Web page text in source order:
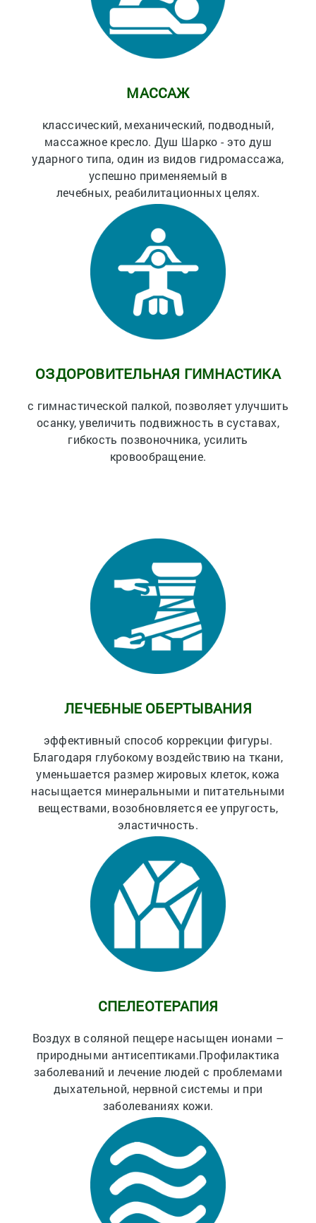
МАССАЖ
классический, механический, подводный,
массажное кресло. Душ Шарко - это душ
ударного типа, один из видов гидромассажа,
успешно применяемый в
лечебных, реабилитационных целях.
ОЗДОРОВИТЕЛЬНАЯ ГИМНАСТИКА
с гимнастической палкой, позволяет улучшить
осанку, увеличить подвижность в суставах,
гибкость позвоночника, усилить
кровообращение.
ЛЕЧЕБНЫЕ ОБЕРТЫВАНИЯ
эффективный способ коррекции фигуры.
Благодаря глубокому воздействию на ткани,
уменьшается размер жировых клеток, кожа
насыщается минеральными и питательными
веществами, возобновляется ее упругость,
эластичность.
СПЕЛЕОТЕРАПИЯ
Воздух в соляной пещере насыщен ионами –
природными антисептиками.Профилактика
заболеваний и лечение людей с проблемами
дыхательной, нервной системы и при
заболеваниях кожи.